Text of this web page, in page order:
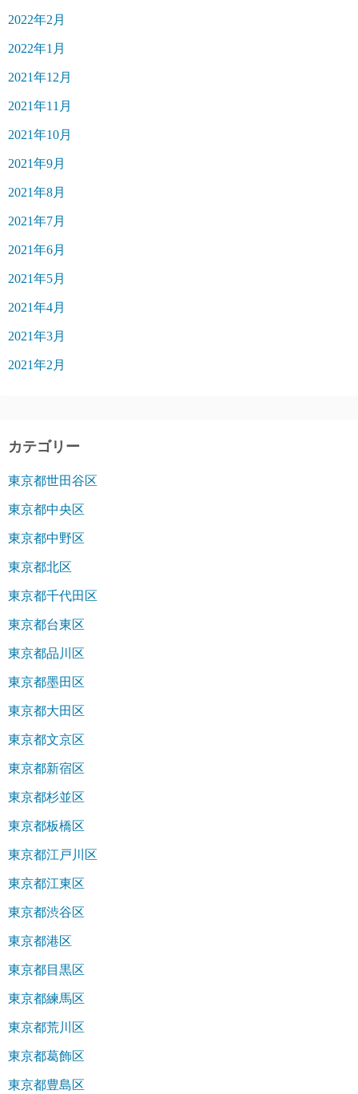
2022年2月
2022年1月
2021年12月
2021年11月
2021年10月
2021年9月
2021年8月
2021年7月
2021年6月
2021年5月
2021年4月
2021年3月
2021年2月
カテゴリー
東京都世田谷区
東京都中央区
東京都中野区
東京都北区
東京都千代田区
東京都台東区
東京都品川区
東京都墨田区
東京都大田区
東京都文京区
東京都新宿区
東京都杉並区
東京都板橋区
東京都江戸川区
東京都江東区
東京都渋谷区
東京都港区
東京都目黒区
東京都練馬区
東京都荒川区
東京都葛飾区
東京都豊島区